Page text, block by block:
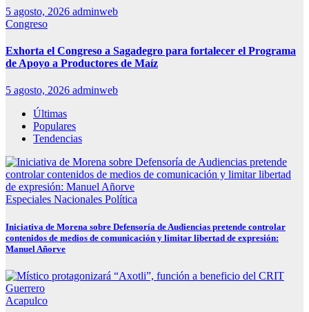
5 agosto, 2026 adminweb
Congreso
Exhorta el Congreso a Sagadegro para fortalecer el Programa
de Apoyo a Productores de Maíz
5 agosto, 2026 adminweb
Últimas
Populares
Tendencias
Especiales Nacionales Política
Iniciativa de Morena sobre Defensoría de Audiencias pretende controlar
contenidos de medios de comunicación y limitar libertad de expresión:
Manuel Añorve
Acapulco